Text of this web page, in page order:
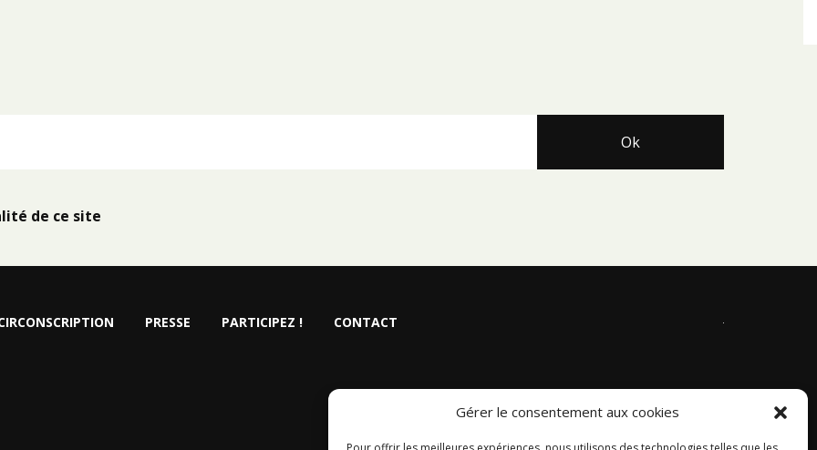
Gérer le consentement aux cookies
de ce site
PRESSE PARTICIPEZ ! CONTACT